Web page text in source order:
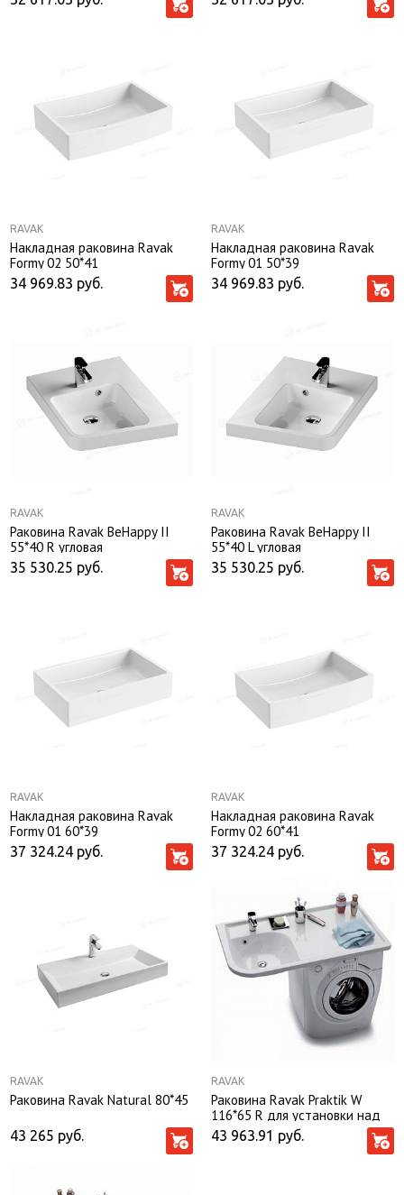
RAVAK
Накладная раковина Ravak
Formy 02 50*41
34 969.83 руб.
RAVAK
Накладная раковина Ravak
Formy 01 50*39
34 969.83 руб.
RAVAK
Раковина Ravak BeHappy II
55*40 R угловая
35 530.25 руб.
RAVAK
Раковина Ravak BeHappy II
55*40 L угловая
35 530.25 руб.
RAVAK
Накладная раковина Ravak
Formy 01 60*39
37 324.24 руб.
RAVAK
Накладная раковина Ravak
Formy 02 60*41
37 324.24 руб.
RAVAK
Раковина Ravak Natural 80*45
43 265 руб.
RAVAK
Раковина Ravak Praktik W
116*65 R для установки над
стиральной машиной
43 963.91 руб.